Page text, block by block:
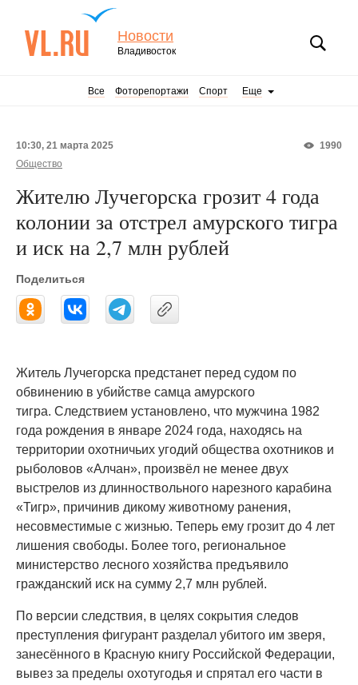
Новости
Владивосток
Все Фоторепортажи Спорт Еще
1990
10:30, 21 марта 2025
Общество
Жителю Лучегорска грозит 4 года
колонии за отстрел амурского тигра
и иск на 2,7 млн рублей
Поделиться
Житель Лучегорска предстанет перед судом по
обвинению в убийстве самца амурского
тигра. Следствием установлено, что мужчина 1982
года рождения в январе 2024 года, находясь на
территории охотничьих угодий общества охотников и
рыболовов «Алчан», произвёл не менее двух
выстрелов из длинноствольного нарезного карабина
«Тигр», причинив дикому животному ранения,
несовместимые с жизнью. Теперь ему грозит до 4 лет
лишения свободы. Более того, региональное
министерство лесного хозяйства предъявило
гражданский иск на сумму 2,7 млн рублей.
По версии следствия, в целях сокрытия следов
преступления фигурант разделал убитого им зверя,
занесённого в Красную книгу Российской Федерации,
вывез за пределы охотугодья и спрятал его части в